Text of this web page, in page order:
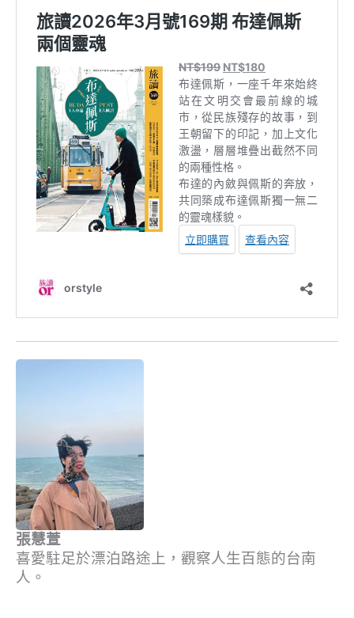
張慧萱
喜愛駐足於漂泊路途上，觀察人生百態的台南
人。